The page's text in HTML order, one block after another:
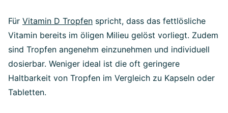
Für Vitamin D Tropfen spricht, dass das fettlösliche
Vitamin bereits im öligen Milieu gelöst vorliegt. Zudem
sind Tropfen angenehm einzunehmen und individuell
dosierbar. Weniger ideal ist die oft geringere
Haltbarkeit von Tropfen im Vergleich zu Kapseln oder
Tabletten.